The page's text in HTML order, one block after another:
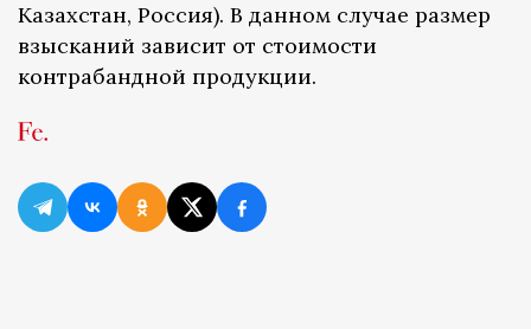
Казахстан, Россия). В данном случае размер
взысканий зависит от стоимости
контрабандной продукции.